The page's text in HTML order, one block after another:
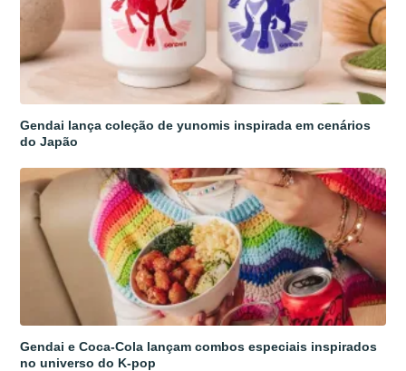
Gendai lança coleção de yunomis inspirada em cenários
do Japão
Gendai e Coca-Cola lançam combos especiais inspirados
no universo do K-pop